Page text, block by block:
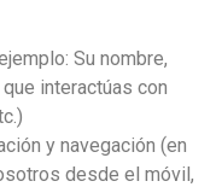
Su nombre,
interactúas con
y navegación (en
desde el móvil,